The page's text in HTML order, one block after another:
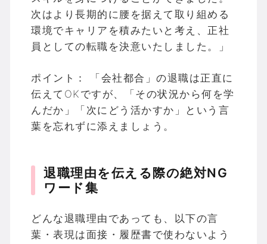
次はより長期的に腰を据えて取り組める
環境でキャリアを積みたいと考え、正社
員としての転職を決意いたしました。」
ポイント： 「会社都合」の退職は正直に
伝えてOKですが、「その状況から何を学
んだか」「次にどう活かすか」という言
葉を忘れずに添えましょう。
退職理由を伝える際の絶対NG
ワード集
どんな退職理由であっても、以下の言
葉・表現は面接・履歴書で使わないよう